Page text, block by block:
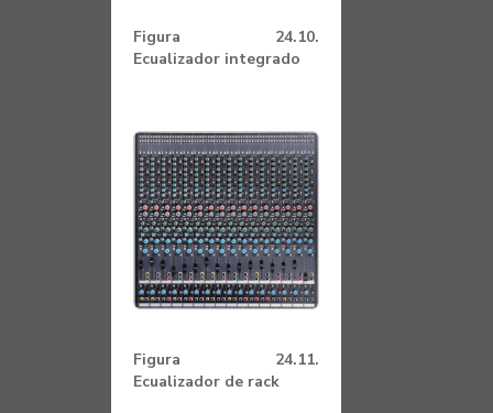
Figura 24.10.
Ecualizador integrado
Figura 24.11.
Ecualizador de rack